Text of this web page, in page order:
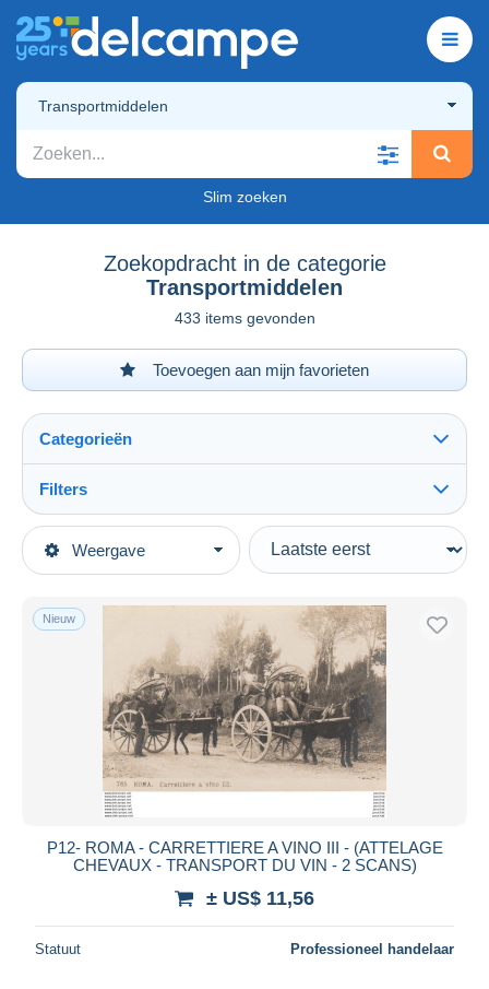
Transportmiddelen
Slim zoeken
Zoekopdracht in de categorie
Transportmiddelen
433 items gevonden
Toevoegen aan mijn favorieten
Weergave
Categorieën
Topcategorieën
Europa
Roma (Rome)
Transportmiddelen
Filters
Type verkopen
Actief
Vaste prijs
Veiling met biedingen
Veilingen zonder biedingen
Veilinghuizen
Verkocht
Alle looptijden
Eindigt binnen uren
Prijs
Nieuw
P12- ROMA - CARRETTIERE A VINO III - (ATTELAGE
CHEVAUX - TRANSPORT DU VIN - 2 SCANS)
± US$ 11,56
Statuut Professioneel handelaar